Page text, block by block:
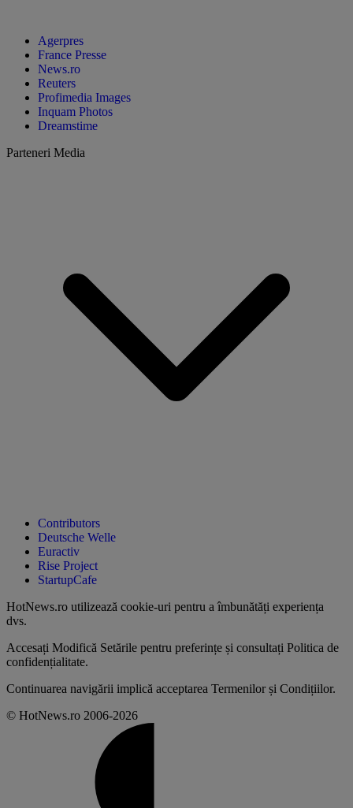
Agerpres
France Presse
News.ro
Reuters
Profimedia Images
Inquam Photos
Dreamstime
Parteneri Media
Contributors
Deutsche Welle
Euractiv
Rise Project
StartupCafe
HotNews.ro utilizează cookie-uri pentru a îmbunătăți experiența
dvs.
Accesați Modifică Setările pentru preferințe și consultați Politica de
confidențialitate.
Continuarea navigării implică acceptarea Termenilor și Condițiilor.
© HotNews.ro 2006-2026